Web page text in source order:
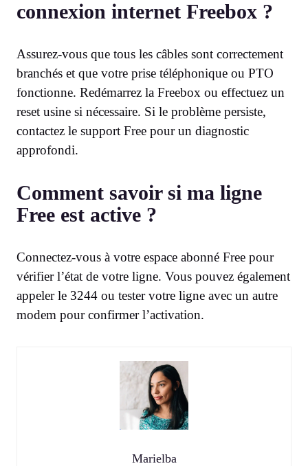
connexion internet Freebox ?
Assurez-vous que tous les câbles sont correctement
branchés et que votre prise téléphonique ou PTO
fonctionne. Redémarrez la Freebox ou effectuez un
reset usine si nécessaire. Si le problème persiste,
contactez le support Free pour un diagnostic
approfondi.
Comment savoir si ma ligne
Free est active ?
Connectez-vous à votre espace abonné Free pour
vérifier l’état de votre ligne. Vous pouvez également
appeler le 3244 ou tester votre ligne avec un autre
modem pour confirmer l’activation.
Marielba